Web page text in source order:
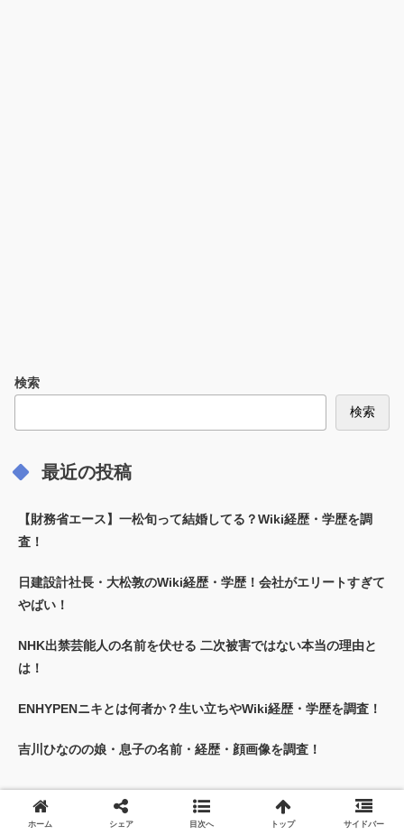
検索
検索
最近の投稿
【財務省エース】一松旬って結婚してる？Wiki経歴・学歴を調
査！
日建設計社長・大松敦のWiki経歴・学歴！会社がエリートすぎて
やばい！
NHK出禁芸能人の名前を伏せる 二次被害ではない本当の理由と
は！
ENHYPENニキとは何者か？生い立ちやWiki経歴・学歴を調査！
吉川ひなのの娘・息子の名前・経歴・顔画像を調査！
人気記事ランキング
ホーム シェア 目次へ トップ サイドバー